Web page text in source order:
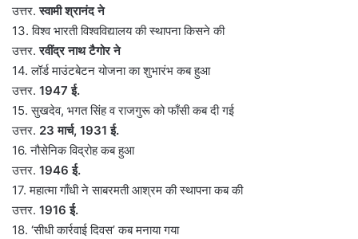
उत्तर.स्वामी श्रानंद ने
13. विश्व भारती विश्वविद्यालय की स्थापना किसने की
उत्तर.रवींद्र नाथ टैगोर ने
14. लॉर्ड माउंटबेटन योजना का शुभारंभ कब हुआ
उत्तर. 1947 ई.
15. सुखदेव, भगत सिंह व राजगुरू को फाँसी कब दी गई
उत्तर. 23 मार्च, 1931 ई.
16. नौसेनिक विद्रोह कब हुआ
उत्तर. 1946 ई.
17. महात्मा गाँधी ने साबरमती आश्रम की स्थापना कब की
उत्तर. 1916 ई.
18. ‘सीधी कार्रवाई दिवस’ कब मनाया गया